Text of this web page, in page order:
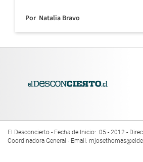
Por Natalia Bravo
El Desconcierto - Fecha de Inicio: 05 - 2012 -
Coordinadora General - Email: